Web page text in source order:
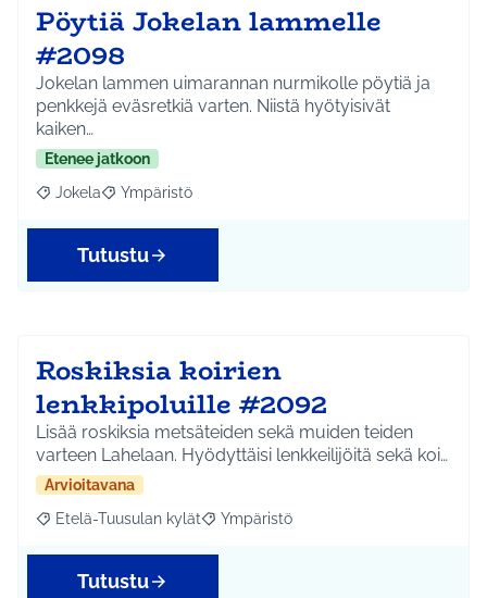
Pöytiä Jokelan lammelle
#2098
Jokelan lammen uimarannan nurmikolle pöytiä ja
penkkejä eväsretkiä varten. Niistä hyötyisivät
kaiken…
Etenee jatkoon
Rajaa tulokset aihepiirin mukaan: Jokela
Jokela Rajaa tulokset teeman mukaan: Ympäristö
Ympäristö
Tutustu
Roskiksia koirien
lenkkipoluille #2092
Lisää roskiksia metsäteiden sekä muiden teiden
varteen Lahelaan. Hyödyttäisi lenkkeilijöitä sekä koi…
Arvioitavana
Rajaa tulokset aihepiirin mukaan: Etelä-Tuusulan kylät
Etelä-Tuusulan kylät Rajaa tulokset teeman mukaan:
Ympäristö
Tutustu